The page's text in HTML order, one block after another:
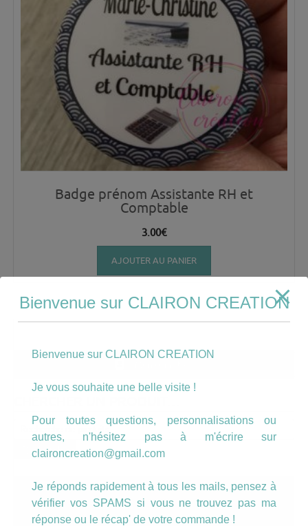
Badge prénom Assistante RH et
Comptable
3.00€
AJOUTER AU PANIER
Recherche
pour :
Recherche
A LÀ UNE
Bienvenue sur CLAIRON CREATION
Bienvenue sur CLAIRON CREATION
Je vous souhaite une belle visite !
Pour toutes questions, personnalisations ou
autres, n'hésitez pas à m'écrire sur
claironcreation@gmail.com
Je réponds rapidement à tous les mails, pensez à
vérifier vos SPAMS si vous ne trouvez pas ma
réponse ou le récap' de votre commande !